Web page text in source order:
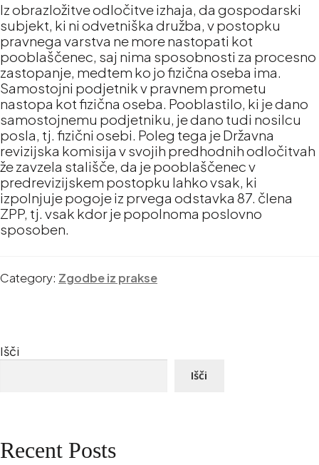
Iz obrazložitve odločitve izhaja, da gospodarski
subjekt, ki ni odvetniška družba, v postopku
pravnega varstva ne more nastopati kot
pooblaščenec, saj nima sposobnosti za procesno
zastopanje, medtem ko jo fizična oseba ima.
Samostojni podjetnik v pravnem prometu
nastopa kot fizična oseba. Pooblastilo, ki je dano
samostojnemu podjetniku, je dano tudi nosilcu
posla, tj. fizični osebi. Poleg tega je Državna
revizijska komisija v svojih predhodnih odločitvah
že zavzela stališče, da je pooblaščenec v
predrevizijskem postopku lahko vsak, ki
izpolnjuje pogoje iz prvega odstavka 87. člena
ZPP, tj. vsak kdor je popolnoma poslovno
sposoben.
Category: Zgodbe iz prakse
Išči
Išči
Recent Posts